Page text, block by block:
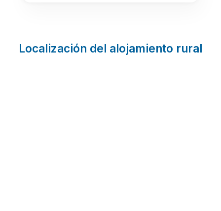
Localización del alojamiento rural